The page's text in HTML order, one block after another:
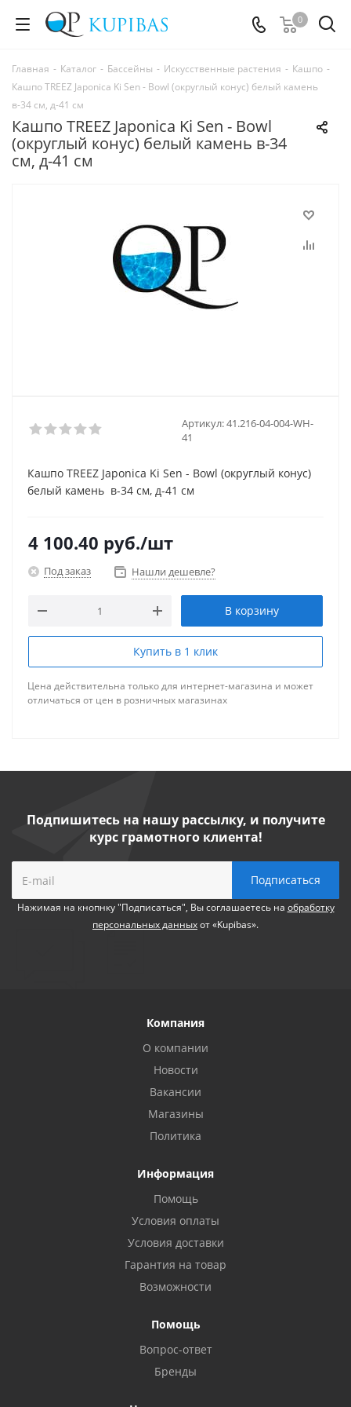
0
Главная - Каталог - Бассейны - Искусственные растения - Кашпо -
Кашпо TREEZ Japonica Ki Sen - Bowl (округлый конус) белый камень
в-34 см, д-41 см
Кашпо TREEZ Japonica Ki Sen - Bowl
(округлый конус) белый камень в-34
см, д-41 см
Артикул:41.216-04-004-WH-
41
Кашпо TREEZ Japonica Ki Sen - Bowl (округлый конус)
белый камень в-34 см, д-41 см
4 100.40 руб./шт
Под заказ Нашли дешевле?
В корзину
Купить в 1 клик
Цена действительна только для интернет-магазина и может
отличаться от цен в розничных магазинах
Подпишитесь на нашу рассылку, и получите
курс грамотного клиента!
Нажимая на кнопнку "Подписаться", Вы соглашаетесь на обработку
персональных данныхот «Kupibas».
Компания
О компании
Новости
Вакансии
Магазины
Политика
Информация
Помощь
Условия оплаты
Условия доставки
Гарантия на товар
Возможности
Помощь
Вопрос-ответ
Бренды